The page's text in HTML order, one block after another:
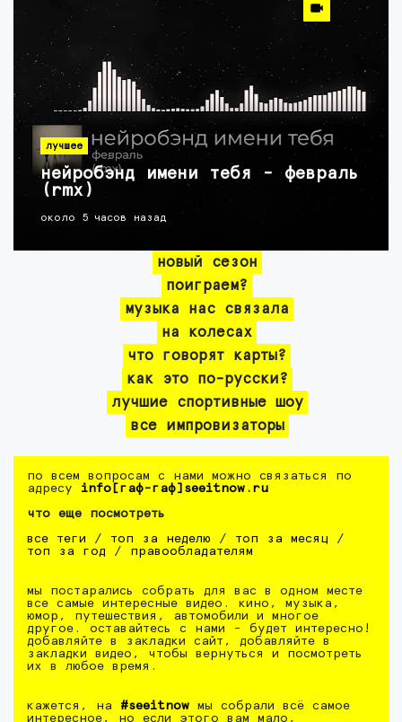
лучшее
нейробэнд имени тебя - февраль
(rmx)
около 5 часов назад
новый сезон
поиграем?
музыка нас связала
на колесах
что говорят карты?
как это по-русски?
лучшие спортивные шоу
все импровизаторы
по всем вопросам с нами можно связаться по
адресу info[гаф-гаф]seeitnow.ru
что еще посмотреть
все теги / топ за неделю / топ за месяц /
топ за год / правообладателям
мы постарались собрать для вас в одном месте
все самые интересные видео. кино, музыка,
юмор, путешествия, автомобили и многое
другое. оставайтесь с нами - будет интересно!
добавляйте в закладки сайт, добавляйте в
закладки видео, чтобы вернуться и посмотреть
их в любое время.
кажется, на #seeitnow мы собрали всё самое
интересное, но если этого вам мало,